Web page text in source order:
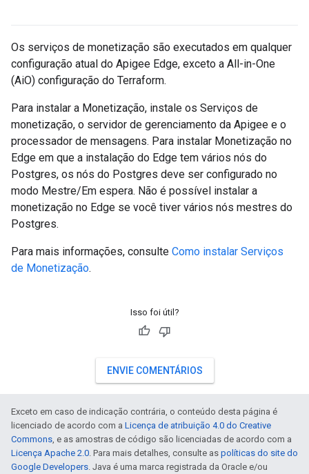
Os serviços de monetização são executados em qualquer
configuração atual do Apigee Edge, exceto a All-in-One
(AiO) configuração do Terraform.
Para instalar a Monetização, instale os Serviços de
monetização, o servidor de gerenciamento da Apigee e o
processador de mensagens. Para instalar Monetização no
Edge em que a instalação do Edge tem vários nós do
Postgres, os nós do Postgres deve ser configurado no
modo Mestre/Em espera. Não é possível instalar a
monetização no Edge se você tiver vários nós mestres do
Postgres.
Para mais informações, consulte Como instalar Serviços
de Monetização.
Isso foi útil?
ENVIE COMENTÁRIOS
Exceto em caso de indicação contrária, o conteúdo desta página é
licenciado de acordo com a Licença de atribuição 4.0 do Creative
Commons , e as amostras de código são licenciadas de acordo com a
Licença Apache 2.0 . Para mais detalhes, consulte as políticas do site do
Google Developers . Java é uma marca registrada da Oracle e/ou